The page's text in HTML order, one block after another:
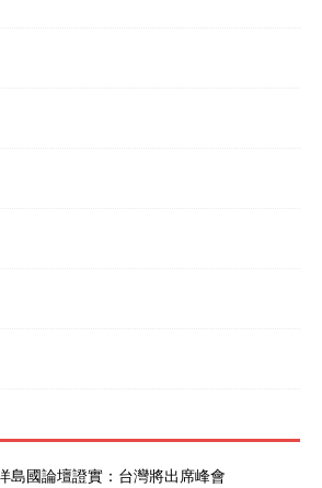
島國論壇證實：台灣將出席峰會